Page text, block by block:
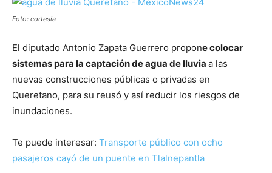
Foto: cortesía
El diputado Antonio Zapata Guerrero propone colocar
sistemas para la captación de agua de lluvia a las
nuevas construcciones públicas o privadas en
Queretano, para su reusó y así reducir los riesgos de
inundaciones.
Te puede interesar: Transporte público con ocho
pasajeros cayó de un puente en Tlalnepantla